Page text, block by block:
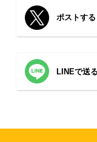
ポストする
LINEで送る